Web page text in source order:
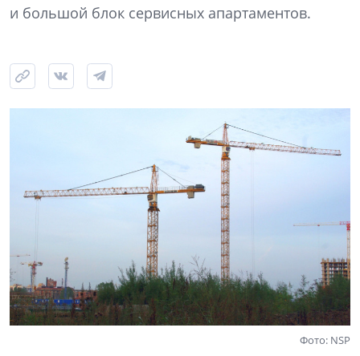
и большой блок сервисных апартаментов.
Фото: NSP